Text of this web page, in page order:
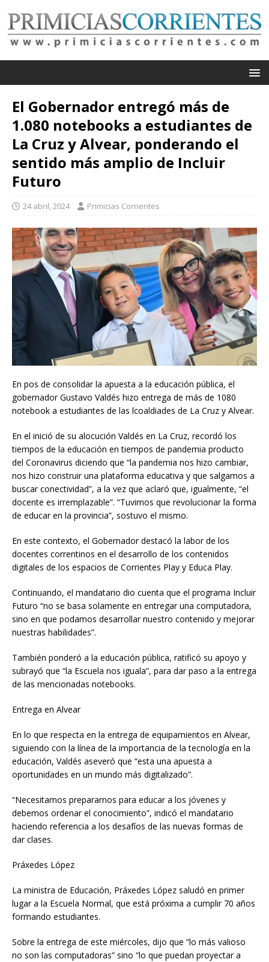
El Gobernador entregó más de
1.080 notebooks a estudiantes de
La Cruz y Alvear, ponderando el
sentido más amplio de Incluir
Futuro
24 abril, 2024 Primicias Corrientes
En pos de consolidar la apuesta a la educación pública, el
gobernador Gustavo Valdés hizo entrega de más de 1080
notebook a estudiantes de las lcoaldiades de La Cruz y Alvear.
En el inició de su alocución Valdés en La Cruz, recordó los
tiempos de la educación en tiempos de pandemia producto
del Coronavirus diciendo que “la pandemia nos hizo cambiar,
nos hizo construir una plataforma educativa y que salgamos a
buscar conectividad”, a la vez que aclaró que, igualmente, “el
docente es irremplazable”. “Tuvimos que revolucionar la forma
de educar en la provincia”, sostuvo el mismo.
En este contexto, el Gobernador destacó la labor de los
docentes correntinos en el desarrollo de los contenidos
digitales de los espacios de Corrientes Play y Educa Play.
Continuando, el mandatario dio cuenta que el programa Incluir
Futuro “no se basa solamente en entregar una computadora,
sino en que podamos desarrollar nuestro contenido y mejorar
nuestras habilidades”.
También ponderó a la educación pública, ratificó su apoyo y
subrayó que “la Escuela nos iguala”, para dar paso a la entrega
de las mencionadas notebooks.
Entrega en Alvear
En lo que respecta en la entrega de equipamientos en Alvear,
siguiendo con la línea de la importancia de la tecnología en la
educación, Valdés aseveró que “esta una apuesta a
oportunidades en un mundo más digitalizado”.
“Necesitamos prepararnos para educar a los jóvenes y
debemos ordenar el conocimiento”, indicó el mandatario
haciendo referencia a los desafíos de las nuevas formas de
dar clases.
Práxedes López
La ministra de Educación, Práxedes López saludó en primer
lugar a la Escuela Normal, que está próxima a cumplir 70 años
formando estudiantes.
Sobre la entrega de este miércoles, dijo que “lo más valioso
no son las computadoras” sino “lo que puedan proyectar a